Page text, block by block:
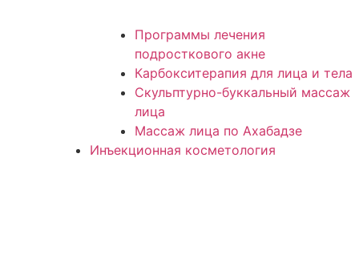
Программы лечения
подросткового акне
Карбокситерапия для лица и тела
Скульптурно-буккальный массаж
лица
Массаж лица по Ахабадзе
Инъекционная косметология